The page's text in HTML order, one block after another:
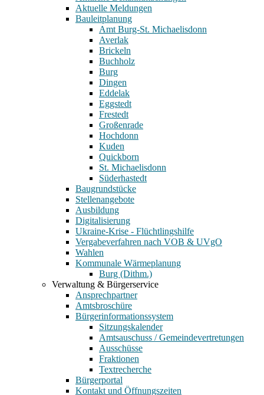
Aktuelle Meldungen
Bauleitplanung
Amt Burg-St. Michaelisdonn
Averlak
Brickeln
Buchholz
Burg
Dingen
Eddelak
Eggstedt
Frestedt
Großenrade
Hochdonn
Kuden
Quickborn
St. Michaelisdonn
Süderhastedt
Baugrundstücke
Stellenangebote
Ausbildung
Digitalisierung
Ukraine-Krise - Flüchtlingshilfe
Vergabeverfahren nach VOB & UVgO
Wahlen
Kommunale Wärmeplanung
Burg (Dithm.)
Verwaltung & Bürgerservice
Ansprechpartner
Amtsbroschüre
Bürgerinformationssystem
Sitzungskalender
Amtsauschuss / Gemeindevertretungen
Ausschüsse
Fraktionen
Textrecherche
Bürgerportal
Kontakt und Öffnungszeiten